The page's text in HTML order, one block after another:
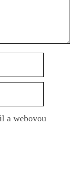
a webovou